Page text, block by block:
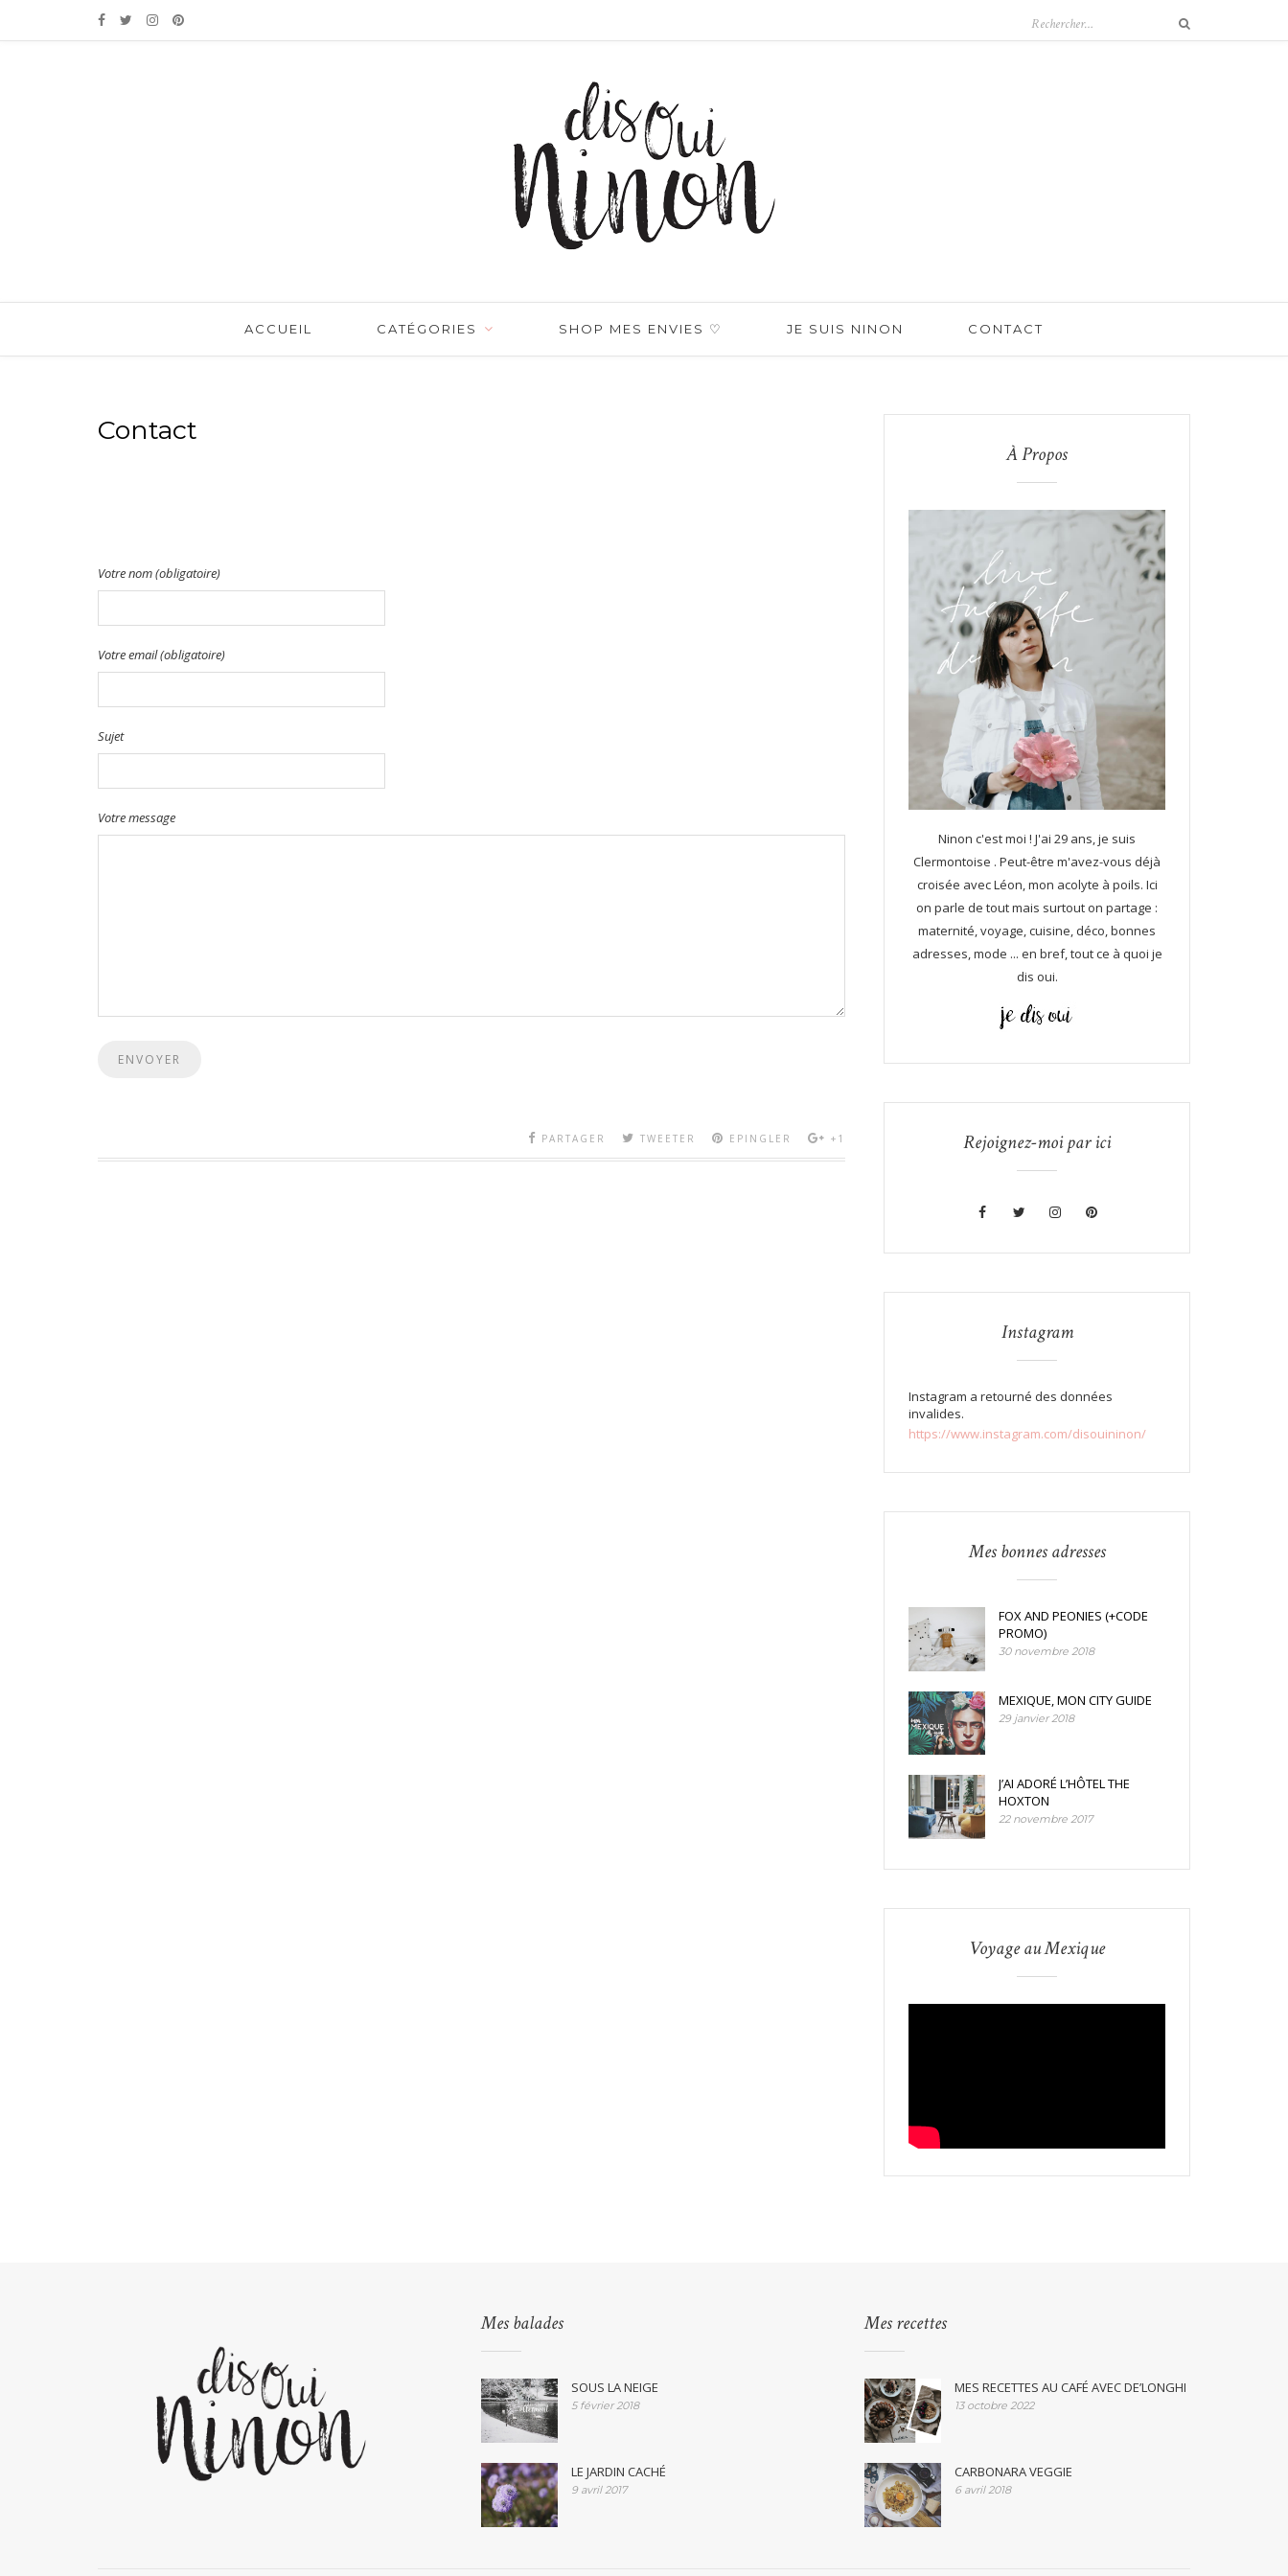
ACCUEIL CATÉGORIES SHOP MES ENVIES ♡ JE SUIS NINON CONTACT
Contact
Votre nom (obligatoire)
Votre email (obligatoire)
Sujet
Votre message
PARTAGER TWEETER EPINGLER +1
À Propos
Ninon c'est moi ! J'ai 29 ans, je suis
Clermontoise . Peut-être m'avez-vous déjà
croisée avec Léon, mon acolyte à poils. Ici
on parle de tout mais surtout on partage :
maternité, voyage, cuisine, déco, bonnes
adresses, mode ... en bref, tout ce à quoi je
dis oui.
Rejoignez-moi par ici
Instagram
Instagram a retourné des données
invalides.
https://www.instagram.com/disouininon/
Mes bonnes adresses
FOX AND PEONIES (+CODE
PROMO)
30 novembre 2018
MEXIQUE, MON CITY GUIDE
29 janvier 2018
J’AI ADORÉ L’HÔTEL THE
HOXTON
22 novembre 2017
Voyage au Mexique
Mes balades
SOUS LA NEIGE
5 février 2018
LE JARDIN CACHÉ
9 avril 2017
Mes recettes
MES RECETTES AU CAFÉ AVEC DE’LONGHI
13 octobre 2022
CARBONARA VEGGIE
6 avril 2018